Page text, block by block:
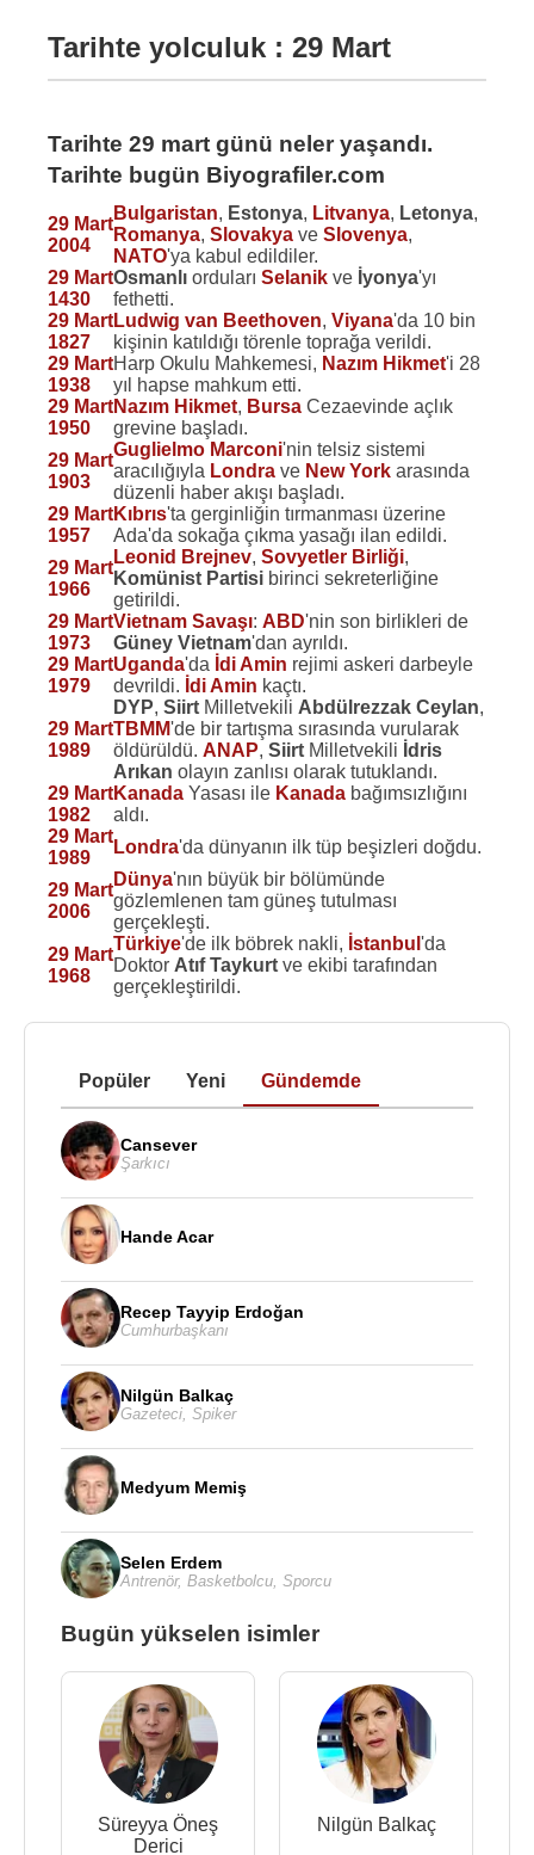
Tarihte yolculuk : 29 Mart
Tarihte 29 mart günü neler yaşandı.
Tarihte bugün Biyografiler.com
29 Mart
2004
Bulgaristan, Estonya, Litvanya, Letonya,
Romanya,Slovakya veSlovenya,
NATO'ya kabul edildiler.
29 Mart
1430
Osmanlı ordularıSelanik ve İyonya'yı
fethetti.
29 Mart
1827
Ludwig van Beethoven,Viyana'da 10 bin
kişinin katıldığı törenle toprağa verildi.
29 Mart
1938
Harp Okulu Mahkemesi, Nazım Hikmet'i 28
yıl hapse mahkum etti.
29 Mart
1950
Nazım Hikmet, Bursa Cezaevinde açlık
grevine başladı.
29 Mart
1903
Guglielmo Marconi'nin telsiz sistemi
aracılığıyla Londra ve New York arasında
düzenli haber akışı başladı.
29 Mart
1957
Kıbrıs'ta gerginliğin tırmanması üzerine
Ada'da sokağa çıkma yasağı ilan edildi.
29 Mart
1966
Leonid Brejnev,Sovyetler Birliği,
Komünist Partisi birinci sekreterliğine
getirildi.
29 Mart
1973
Vietnam Savaşı:ABD'nin son birlikleri de
Güney Vietnam'dan ayrıldı.
29 Mart
1979
Uganda'da İdi Amin rejimi askeri darbeyle
devrildi. İdi Amin kaçtı.
29 Mart
1989
DYP,Siirt Milletvekili Abdülrezzak Ceylan,
TBMM'de bir tartışma sırasında vurularak
öldürüldü.ANAP,Siirt Milletvekili İdris
Arıkan olayın zanlısı olarak tutuklandı.
29 Mart
1982
Kanada Yasası ile Kanada bağımsızlığını
aldı.
29 Mart
1989
Londra'da dünyanın ilk tüp beşizleri doğdu.
29 Mart
2006
Dünya'nın büyük bir bölümünde
gözlemlenen tam güneş tutulması
gerçekleşti.
29 Mart
1968
Türkiye'de ilk böbrek nakli, İstanbul'da
Doktor Atıf Taykurt ve ekibi tarafından
gerçekleştirildi.
Popüler Yeni Gündemde
Cansever
Şarkıcı
Hande Acar
Recep Tayyip Erdoğan
Cumhurbaşkanı
Nilgün Balkaç
Gazeteci Spiker
Medyum Memiş
Selen Erdem
Antrenör, Basketbolcu Sporcu
Bugün yükselen isimler
Süreyya Öneş
Derici
Nilgün Balkaç